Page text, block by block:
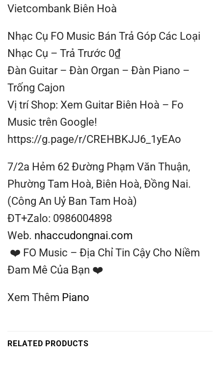
Vietcombank Biên Hoà
Nhạc Cụ FO Music Bán Trả Góp Các Loại
Nhạc Cụ – Trả Trước 0₫
Đàn Guitar – Đàn Organ – Đàn Piano –
Trống Cajon
Vị trí Shop: Xem Guitar Biên Hoà – Fo
Music trên Google!
https://g.page/r/CREHBKJJ6_1yEAo
7/2a Hẻm 62 Đường Phạm Văn Thuận,
Phường Tam Hoà, Biên Hoà, Đồng Nai.
(Công An Uỷ Ban Tam Hoà)
ĐT+Zalo: 0986004898
Web. nhaccudongnai.com
❤️ FO Music – Địa Chỉ Tin Cậy Cho Niềm
Đam Mê Của Bạn ❤️
Xem Thêm Piano
RELATED PRODUCTS